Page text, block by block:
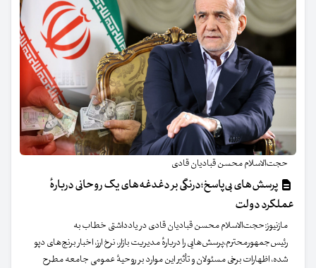
حجت‌الاسلام محسن قبادیان قادی
پرسش‌های بی‌پاسخ؛درنگی بر دغدغه‌های یک روحانی دربارهٔ
عملکرد دولت
مازنیوز:حجت‌الاسلام محسن قبادیان قادی در یادداشتی خطاب به
رئیس‌جمهورمحترم،پرسش‌هایی را دربارهٔ مدیریت بازار، نرخ ارز، اخبار برنج‌های دپو
شده، اظهارات برخی مسئولان و تأثیر این موارد بر روحیهٔ عمومی جامعه مطرح